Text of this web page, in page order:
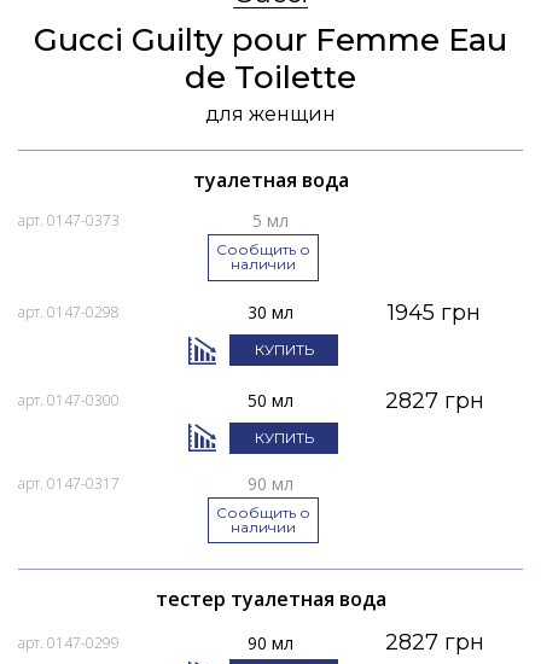
Gucci Guilty pour Femme Eau
de Toilette
для женщин
туалетная вода
арт. 0147-0373 5 мл
Сообщить о
наличии
арт. 0147-0298 30 мл 1945 грн
КУПИТЬ
арт. 0147-0300 50 мл 2827 грн
КУПИТЬ
арт. 0147-0317 90 мл
Сообщить о
наличии
тестер туалетная вода
арт. 0147-0299 90 мл 2827 грн